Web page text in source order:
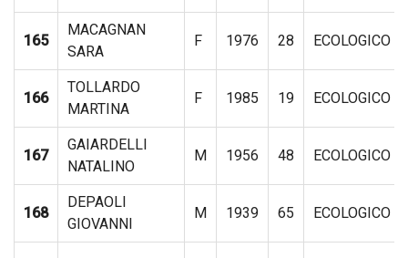
165
MACAGNAN
SARA
F 1976 28 ECOLOGICO
166
TOLLARDO
MARTINA
F 1985 19 ECOLOGICO
167
GAIARDELLI
NATALINO
M 1956 48 ECOLOGICO
168
DEPAOLI
GIOVANNI
M 1939 65 ECOLOGICO